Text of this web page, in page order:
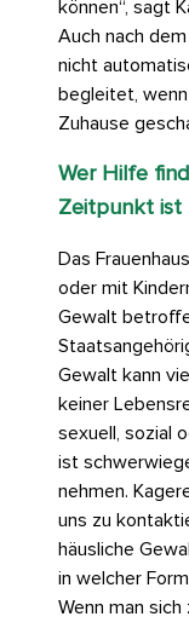
können“, sagt
Auch nach
nicht
begleitet,
Zuhause
Wer Hilfe
Zeitpunkt ist
Das
oder mit
Gewalt
Gewalt kann
keiner
sexuell, sozial
ist
nehmen.
uns zu
häusliche
in welcher
Wenn man